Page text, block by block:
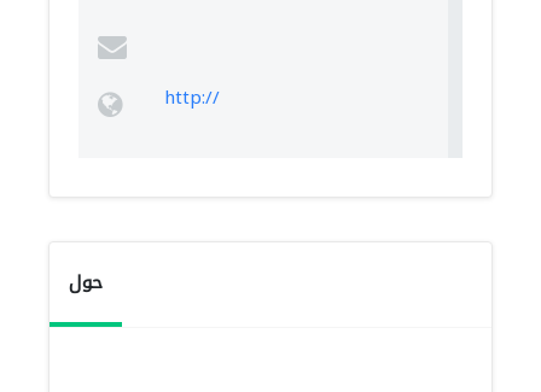
http://
حول